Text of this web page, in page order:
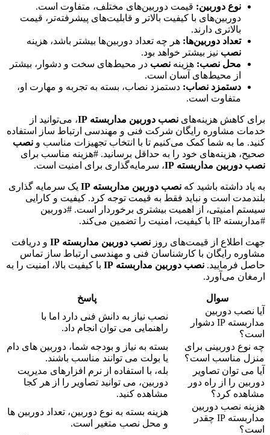
نوع دوربین: قیمت دوربین‌های مختلف، متفاوت است.
دوربین‌های با کیفیت بالاتر و قابلیت‌های پیشرفته‌تر، قیمت
بالاتری دارند.
تعداد دوربین‌ها: هر چه تعداد دوربین‌ها بیشتر باشد، هزینه
نصب نیز بیشتر خواهد بود.
محل نصب: هزینه نصب در محیط‌های سخت و دشوار، بیشتر
از محیط‌های آسان است.
دستمزد نصاب: دستمزد نصاب، بسته به تجربه و مهارت او،
متفاوت است.
برای کاهش هزینه‌های نصب دوربین مداربسته IP
، می‌توانید از
خدمات مشاوره رایگان شرکت فنی و مهندسی ارتباط ساز استفاده
کنید. ما به شما کمک می‌کنیم تا با انتخاب تجهیزات مناسب و نصب
صحیح، هزینه‌های خود را به حداقل برسانید. #هزینه مناسب برای
نصب دوربین مداربسته IP
، سرمایه‌گذاری برای امنیت است.
به یاد داشته باشید که نصب دوربین مداربسته IP
یک سرمایه گذاری
بلندمدت است و نباید فقط به قیمت توجه کرد. کیفیت و کارایی
سیستم امنیتی، از اهمیت بیشتری برخوردار است. #دوربین
#مداربسته IP با کیفیت، امنیت را تضمین می‌کند.
جهت اطلاع از قیمت‌های روز نصب دوربین مداربسته IP
و دریافت
مشاوره رایگان با کارشناسان فنی و مهندسی ارتباط ساز تماس
حاصل فرمایید. نصب دوربین مداربسته IP
با کیفیت بالا، امنیت را به
ارمغان می‌آورد.
سوال
پاسخ
آیا نصب دوربین
مداربسته IP دشوار
است؟
نصب نیاز به دانش فنی دارد اما با
راهنمایی می توان انجام داد.
چه نوع دوربینی برای
منزل مناسب است؟
بسته به نیاز و بودجه شما، دوربین های دام
یا بولت می توانند مناسب باشند.
آیا می توان تصاویر
دوربین را از راه دور
مشاهده کرد؟
بله، با استفاده از نرم افزارهای مدیریت
دوربین، می توانید تصاویر را از هر کجا
مشاهده کنید.
هزینه نصب دوربین
مداربسته IP چقدر
است؟
هزینه بسته به نوع دوربین، تعداد دوربین ها
و محل نصب متغیر است.